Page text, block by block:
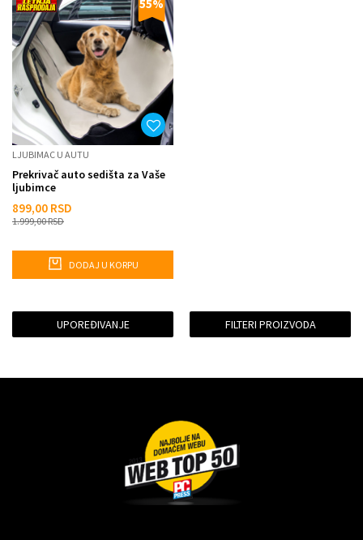
55%
LJUBIMAC U AUTU
Prekrivač auto sedišta za Vaše
ljubimce
899,00 RSD
1.999,00RSD
DODAJ U KORPU
UPOREĐIVANJE FILTERI PROIZVODA